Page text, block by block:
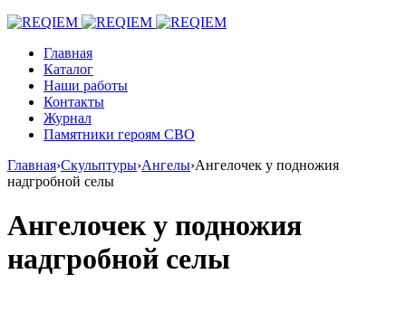
Главная
Каталог
Наши работы
Контакты
Журнал
Памятники героям СВО
Главная›Скульптуры›Ангелы›Ангелочек у подножия
надгробной селы
Ангелочек у подножия
надгробной селы